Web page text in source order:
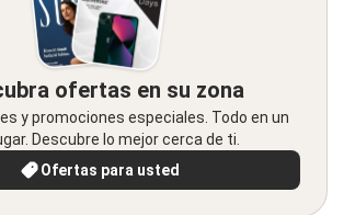
ofertas en su zona
y promociones especiales. Todo en un
Descubre lo mejor cerca de ti.
Ofertas para usted